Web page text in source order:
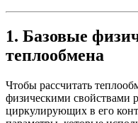
1. Базовые
теплообмена
Чтобы рассчитать
физическими свойствами
циркулирующих в его